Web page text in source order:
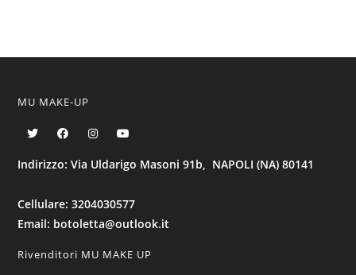
MU MAKE-UP
Indirizzo: Via Uldarigo Masoni 91b, NAPOLI (NA) 80141
Cellulare: 3204030577
Email: botoletta@outlook.it
Rivenditori MU MAKE UP